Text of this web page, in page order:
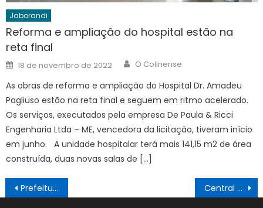
Jaborandi
Reforma e ampliação do hospital estão na
reta final
Posted
on
18 de novembro de 2022 Author
O Colinense
As obras de reforma e ampliação do Hospital Dr. Amadeu
Pagliuso estão na reta final e seguem em ritmo acelerado.
Os serviços, executados pela empresa De Paula & Ricci
Engenharia Ltda – ME, vencedora da licitação, tiveram início
em junho. A unidade hospitalar terá mais 141,15 m2 de área
construída, duas novas salas de […]
Navegação
Prefeitura entrega mais uma casa 100% reformada Central de Transportes está pronta para agendar viagens de saúde